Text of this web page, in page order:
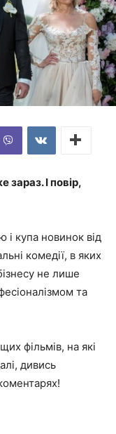
зараз. І повір,
і купа новинок від
комедії, в яких
не лише
та
фільмів, на які
дивись